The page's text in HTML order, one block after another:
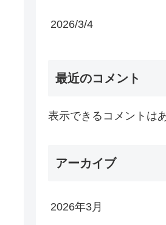
2026/3/4
最近のコメント
表示できるコメントは
アーカイブ
2026年3月